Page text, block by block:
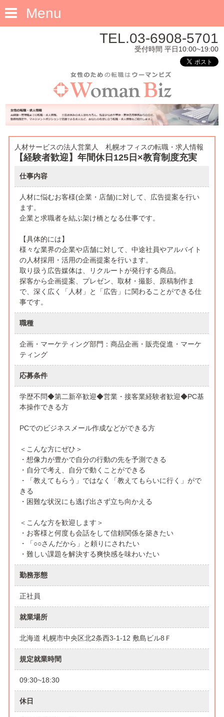
Menu
TEL.03-6908-5701
受付時間 平日10:00~19:00
人材サービスの法人営業人 札幌オフィスの転職・求人情報
【経験者歓迎】年間休日125日×教育制度充実
仕事内容
人材に悩むお客様(企業・店舗)に対して、広告提案を行い
ます。
企業と求職者を結ぶ架け橋となる仕事です。
【具体的には】
様々な業界の企業や店舗に対して、中途社員やアルバイト
の人材採用・活用の企画提案を行います。
取り扱う広告媒体は、リクルートが発行する商品。
探客から企画提案、プレゼン、取材・撮影、原稿制作ま
で、深く広く「人材」と「広告」に関わることができる仕
事です。
職種
企画・マーケティング部門：商品企画・販売促進・マーケ
ティング
応募条件
学歴不問◆第二新卒歓迎◆営業・接客業経験者歓迎◆PC基
本操作できる方
PCでのビジネスメール作成などができる方
＜こんな方にぜひ＞
・想像力が豊かで自分の行動の先を予測できる
・自分で考え、自分で動くことができる
・「教えてもらう」ではなく「教えてもらいに行く」がで
きる
・困難な状況にも逃げ出さず立ち向かえる
＜こんな方を歓迎します＞
・お客様と何度も会話をして信頼関係を築きたい
・「○○さんだから」と頼りにされたい
・難しい課題を解決する爽快感を味わいたい
勤務形態
正社員
就業場所
北海道 札幌市中央区北2条西3-1-12 敷島ビル8Ｆ
規定就業時間
09:30~18:30
休日